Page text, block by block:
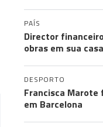
PAÍS
Director
obras em sua
DESPORTO
Francisca
em Barcelona